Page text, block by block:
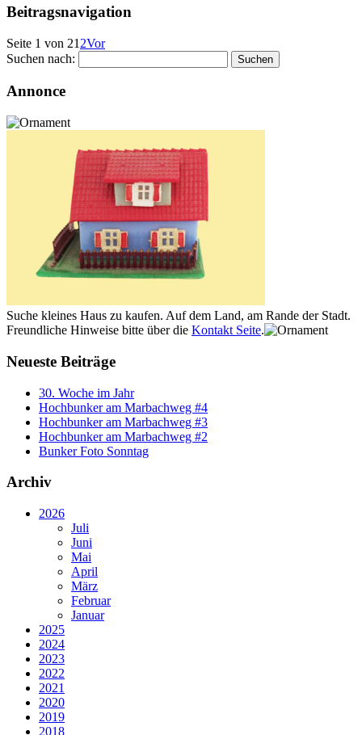
Beitragsnavigation
Seite 1 von 21 2Vor
Suchen nach:
Annonce
Suche kleines Haus zu kaufen. Auf dem Land, am Rande der Stadt.
Freundliche Hinweise bitte über die Kontakt Seite.
Neueste Beiträge
30. Woche im Jahr
Hochbunker am Marbachweg #4
Hochbunker am Marbachweg #3
Hochbunker am Marbachweg #2
Bunker Foto Sonntag
Archiv
2026
Juli
Juni
Mai
April
März
Februar
Januar
2025
2024
2023
2022
2021
2020
2019
2018